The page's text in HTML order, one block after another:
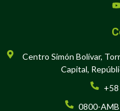
Centro Simón Bolívar,
Capital,
0800-